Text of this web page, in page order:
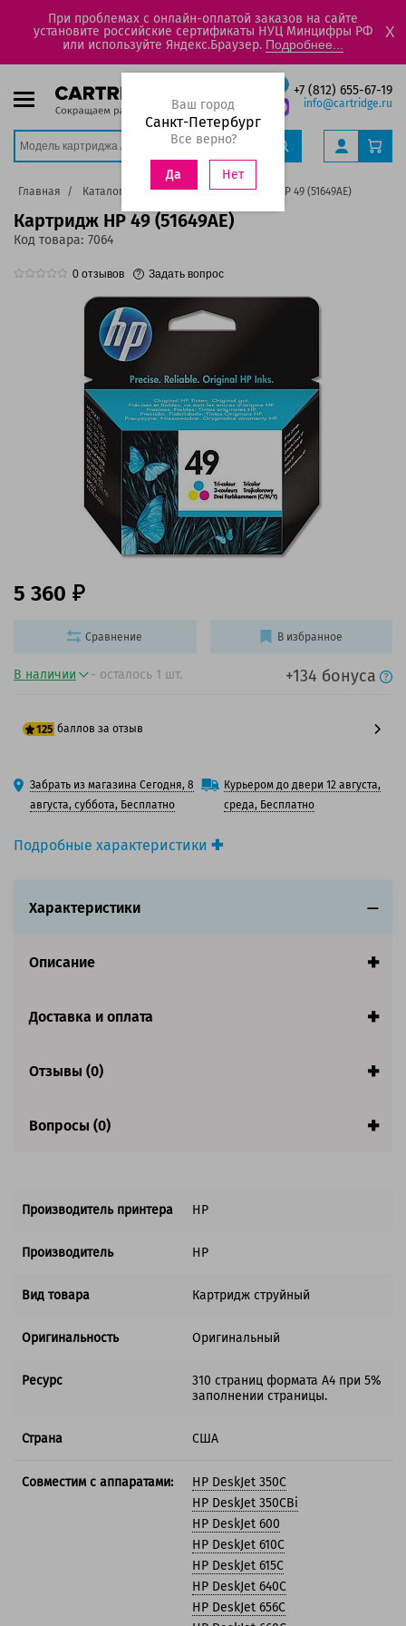
При проблемах с онлайн-оплатой заказов на сайте
установите российские сертификаты НУЦ Минцифры РФ
или используйте Яндекс.Браузер. Подробнее...
X
+7 (812) 655-67-19
info@cartridge.ru
Ваш город
Санкт-Петербург
Все верно?
Да Нет
Главная Каталог Картриджи Картридж HP 49 (51649AE)
Картридж HP 49 (51649AE)
Код товара: 7064
0 отзывов Задать вопрос
Подробные характеристики
Вид товара:Картридж струйный
заполнении страницы.
Совместим с аппаратами
Обратите внимание:
В наличии - осталось 1 шт. +134 бонуса
5 360
125 баллов за отзыв
100 баллов
125 баллов
Забрать из магазина Сегодня, 8
августа, суббота, Бесплатно
Курьером до двери 12 августа,
среда, Бесплатно
Сравнение В избранное
Характеристики
Описание
Доставка и оплата
Отзывы (0)
Вопросы (0)
Производитель принтера HP
Производитель HP
Вид товара Картридж струйный
Оригинальность Оригинальный
Ресурс
310 страниц формата A4 при 5%
заполнении страницы.
Страна США
Совместим с аппаратами:
HP DeskJet 350C
HP DeskJet 350CBi
HP DeskJet 600
HP DeskJet 610C
HP DeskJet 615C
HP DeskJet 640C
HP DeskJet 656C